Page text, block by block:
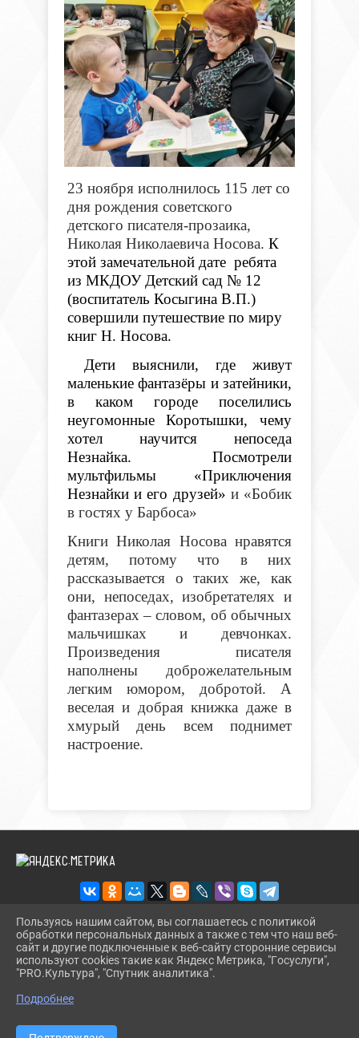
23 ноября исполнилось 115 лет со
дня рождения советского
детского писателя-прозаика,
Николая Николаевича Носова. К
этой замечательной дате ребята
из МКДОУ Детский сад № 12
(воспитатель Косыгина В.П.)
совершили путешествие по миру
книг Н. Носова.
Дети выяснили, где живут
маленькие фантазёры и затейники,
в каком городе поселились
неугомонные Коротышки, чему
хотел научится непоседа
Незнайка. Посмотрели
мультфильмы «Приключения
Незнайки и его друзей» и «Бобик
в гостях у Барбоса»
Книги Николая Носова нравятся
детям, потому что в них
рассказывается о таких же, как
они, непоседах, изобретателях и
фантазерах – словом, об обычных
мальчишках и девчонках.
Произведения писателя
наполнены доброжелательным
легким юмором, добротой. А
веселая и добрая книжка даже в
хмурый день всем поднимет
настроение.
2026 Г. DETCBSKIRENSK.RU
ВХОД
КАРТА САЙТА
СДЕЛАНО НА KUBCMS
Пользуясь нашим сайтом, вы соглашаетесь с политикой
обработки персональных данных а также с тем что наш веб-
сайт и другие подключенные к веб-сайту сторонние сервисы
используют cookies такие как Яндекс Метрика, "Госуслуги",
"PRO.Культура", "Спутник аналитика".
Подробнее